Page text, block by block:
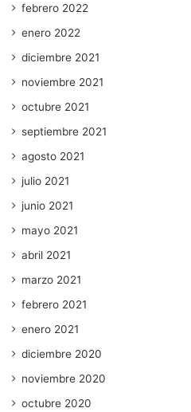
febrero 2022
enero 2022
diciembre 2021
noviembre 2021
octubre 2021
septiembre 2021
agosto 2021
julio 2021
junio 2021
mayo 2021
abril 2021
marzo 2021
febrero 2021
enero 2021
diciembre 2020
noviembre 2020
octubre 2020